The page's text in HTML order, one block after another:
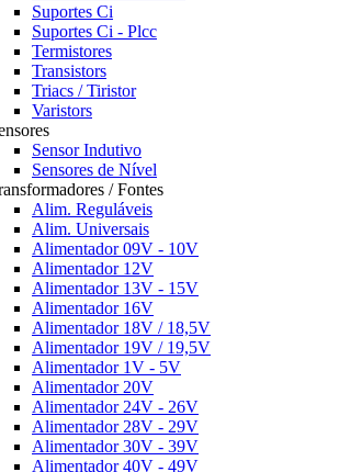
Suportes Ci
Suportes Ci - Plcc
Termistores
Transistors
Triacs / Tiristor
Varistors
Sensor Indutivo
Sensores de Nível
/ Fontes
Alim. Reguláveis
Alim. Universais
Alimentador 09V - 10V
Alimentador 12V
Alimentador 13V - 15V
Alimentador 16V
Alimentador 18V / 18,5V
Alimentador 19V / 19,5V
Alimentador 1V - 5V
Alimentador 20V
Alimentador 24V - 26V
Alimentador 28V - 29V
Alimentador 30V - 39V
Alimentador 40V - 49V